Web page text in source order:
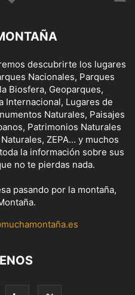
descubrirte los lugares
Nacionales, Parques
Biosfera, Geoparques,
Internacional, Lugares de
Naturales, Paisajes
Patrimonios Naturales
ZEPA... y muchos
la información sobre sus
no te pierdas nada.
pasando por la montaña,